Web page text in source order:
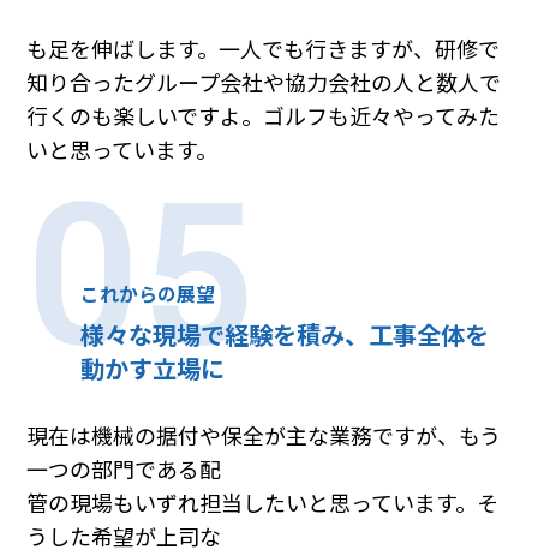
も足を伸ばします。一人でも行きますが、研修で
知り合ったグループ会社や協力会社の人と数人で
行くのも楽しいですよ。ゴルフも近々やってみた
いと思っています。
05
これからの展望
様々な現場で経験を積み、工事全体を
動かす立場に
現在は機械の据付や保全が主な業務ですが、もう
一つの部門である配
管の現場もいずれ担当したいと思っています。そ
うした希望が上司な